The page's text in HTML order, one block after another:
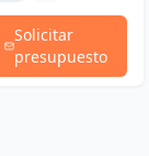
Solicitar
presupuesto